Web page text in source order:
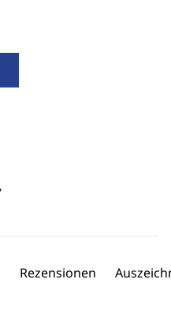
Rezensionen